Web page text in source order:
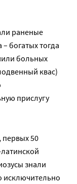
раненые
богатых тогда
больных
квас)
прислугу
первых 50
знали
исключительно